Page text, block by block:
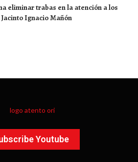
eliminar trabas en la atención a los
Ignacio Mañón
Youtube